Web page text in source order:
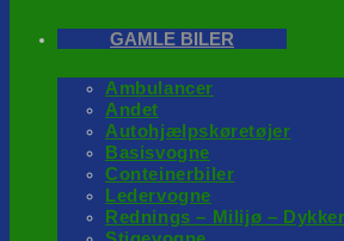
GAMLE BILER
Ambulancer
Andet
Autohjælpskøretøjer
Basisvogne
Conteinerbiler
Ledervogne
Rednings – Milijø –